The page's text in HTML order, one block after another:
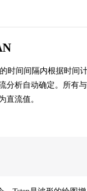
时间间隔内根据时间
分析自动确定。所有
直流值。